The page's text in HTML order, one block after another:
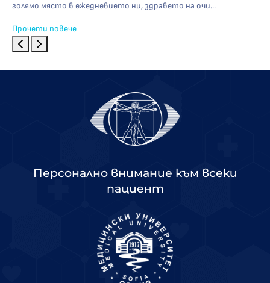
голямо място в ежедневието ни, здравето на очи...
Прочети повече
Персонално внимание към всеки
пациент